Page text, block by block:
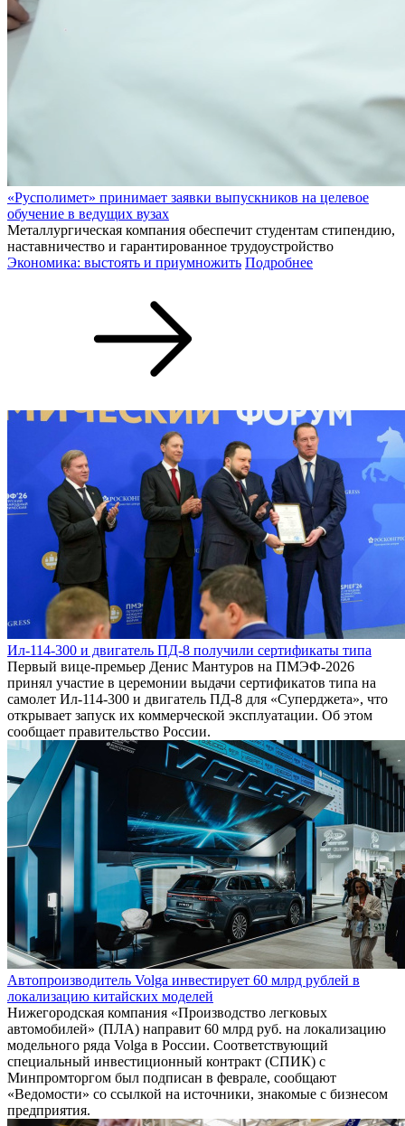
«Русполимет» принимает заявки выпускников на целевое
обучение в ведущих вузах
Металлургическая компания обеспечит студентам стипендию,
наставничество и гарантированное трудоустройство
Экономика: выстоять и приумножить Подробнее
Ил-114-300 и двигатель ПД-8 получили сертификаты типа
Первый вице-премьер Денис Мантуров на ПМЭФ-2026
принял участие в церемонии выдачи сертификатов типа на
самолет Ил-114-300 и двигатель ПД-8 для «Суперджета», что
открывает запуск их коммерческой эксплуатации. Об этом
сообщает правительство России.
Автопроизводитель Volga инвестирует 60 млрд рублей в
локализацию китайских моделей
Нижегородская компания «Производство легковых
автомобилей» (ПЛА) направит 60 млрд руб. на локализацию
модельного ряда Volga в России. Соответствующий
специальный инвестиционный контракт (СПИК) с
Минпромторгом был подписан в феврале, сообщают
«Ведомости» со ссылкой на источники, знакомые с бизнесом
предприятия.